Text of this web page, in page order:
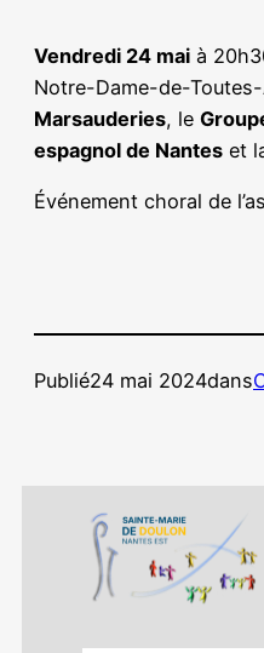
Vendredi 24 mai à
Notre-Dame-de-
Marsauderies, le
espagnol de Nantes et
Événement choral de
Publié24 mai 2024dans